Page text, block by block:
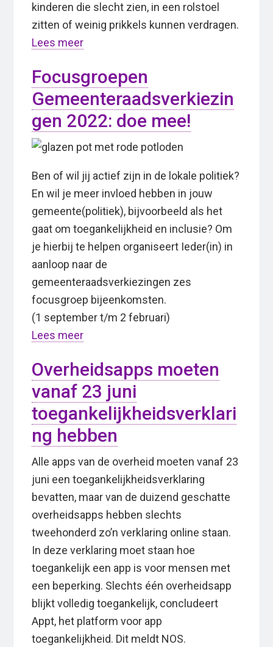
kinderen die slecht zien, in een rolstoel
zitten of weinig prikkels kunnen verdragen.
Lees meer
Focusgroepen
Gemeenteraadsverkiezin
gen 2022: doe mee!
Ben of wil jij actief zijn in de lokale politiek?
En wil je meer invloed hebben in jouw
gemeente(politiek), bijvoorbeeld als het
gaat om toegankelijkheid en inclusie? Om
je hierbij te helpen organiseert Ieder(in) in
aanloop naar de
gemeenteraadsverkiezingen zes
focusgroep bijeenkomsten.
(1 september t/m 2 februari)
Lees meer
Overheidsapps moeten
vanaf 23 juni
toegankelijkheidsverklari
ng hebben
Alle apps van de overheid moeten vanaf 23
juni een toegankelijkheidsverklaring
bevatten, maar van de duizend geschatte
overheidsapps hebben slechts
tweehonderd zo’n verklaring online staan.
In deze verklaring moet staan hoe
toegankelijk een app is voor mensen met
een beperking. Slechts één overheidsapp
blijkt volledig toegankelijk, concludeert
Appt, het platform voor app
toegankelijkheid. Dit meldt NOS.